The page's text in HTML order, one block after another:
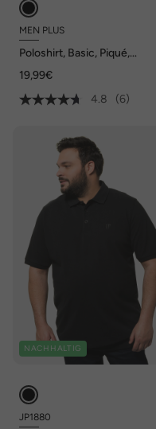
MEN PLUS
Poloshirt, Basic, Piqué,
19,99€
4.8
(6)
NACHHALTIG
JP1880